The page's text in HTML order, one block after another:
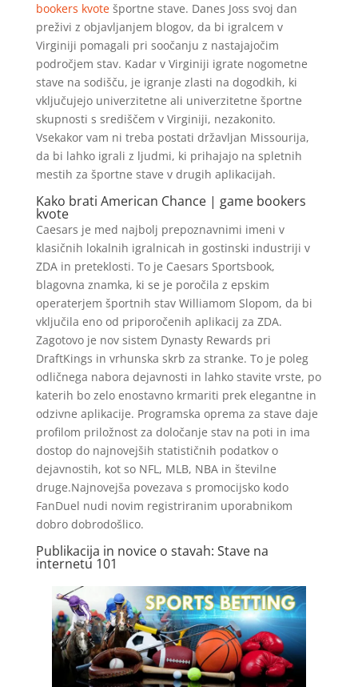
bookers kvotešportne stave. Danes Joss svoj dan
preživi z objavljanjem blogov, da bi igralcem v
Virginiji pomagali pri soočanju z nastajajočim
področjem stav. Kadar v Virginiji igrate nogometne
stave na sodišču, je igranje zlasti na dogodkih, ki
vključujejo univerzitetne ali univerzitetne športne
skupnosti s središčem v Virginiji, nezakonito.
Vsekakor vam ni treba postati državljan Missourija,
da bi lahko igrali z ljudmi, ki prihajajo na spletnih
mestih za športne stave v drugih aplikacijah.
Kako brati American Chance | game bookers
kvote
Caesars je med najbolj prepoznavnimi imeni v
klasičnih lokalnih igralnicah in gostinski industriji v
ZDA in preteklosti. To je Caesars Sportsbook,
blagovna znamka, ki se je poročila z epskim
operaterjem športnih stav Williamom Slopom, da bi
vključila eno od priporočenih aplikacij za ZDA.
Zagotovo je nov sistem Dynasty Rewards pri
DraftKings in vrhunska skrb za stranke. To je poleg
odličnega nabora dejavnosti in lahko stavite vrste, po
katerih bo zelo enostavno krmariti prek elegantne in
odzivne aplikacije. Programska oprema za stave daje
profilom priložnost za določanje stav na poti in ima
dostop do najnovejših statističnih podatkov o
dejavnostih, kot so NFL, MLB, NBA in številne
druge.Najnovejša povezava s promocijsko kodo
FanDuel nudi novim registriranim uporabnikom
dobro dobrodošlico.
Publikacija in novice o stavah: Stave na
internetu 101